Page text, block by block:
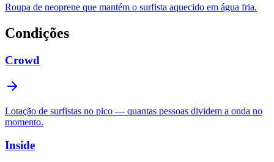
Roupa de neoprene que mantém o surfista aquecido em água fria.
Condições
Crowd
Lotação de surfistas no pico — quantas pessoas dividem a onda no
momento.
Inside